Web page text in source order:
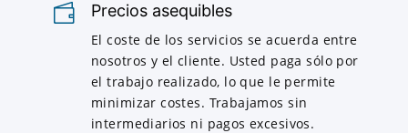
Precios asequibles
El coste de los servicios se acuerda entre
nosotros y el cliente. Usted paga sólo por
el trabajo realizado, lo que le permite
minimizar costes. Trabajamos sin
intermediarios ni pagos excesivos.